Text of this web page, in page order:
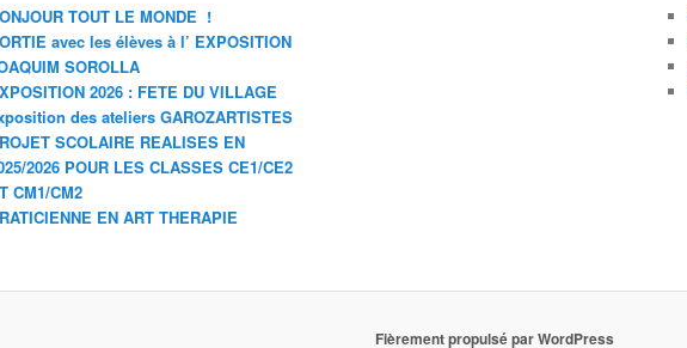
TOUT LE MONDE !
avec les élèves à l’ EXPOSITION
SOROLLA
2026 : FETE DU VILLAGE
des ateliers GAROZARTISTES
SCOLAIRE REALISES EN
2026 POUR LES CLASSES CE1/CE2
CM1/CM2
EN ART THERAPIE
Fièrement propulsé par WordPress